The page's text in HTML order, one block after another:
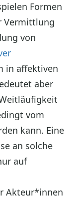
Formen
Vermittlung
von
in affektiven
aber
vom
kann. Eine
an solche
auf
Akteur*innen